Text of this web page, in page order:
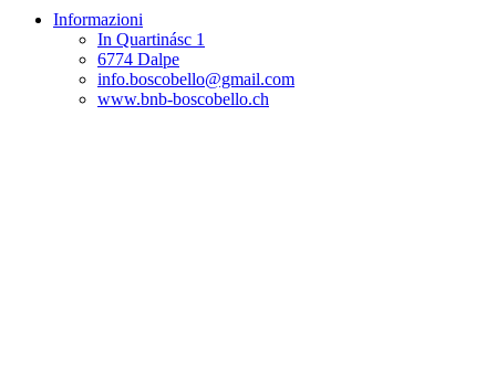
Informazioni
In Quartinásc 1
6774 Dalpe
info.boscobello@gmail.com
www.bnb-boscobello.ch